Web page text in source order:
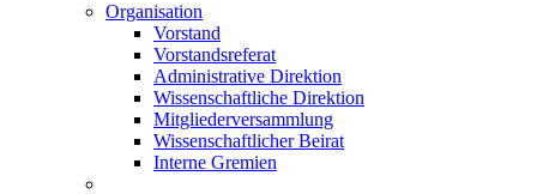
Organisation
Vorstand
Vorstandsreferat
Administrative Direktion
Wissenschaftliche Direktion
Mitgliederversammlung
Wissenschaftlicher Beirat
Interne Gremien